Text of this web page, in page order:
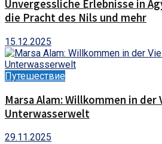
Unvergessliche Erlebnisse in
die Pracht des Nils und mehr
15.12.2025
Путешествие
Marsa Alam: Willkommen in
Unterwasserwelt
29.11.2025